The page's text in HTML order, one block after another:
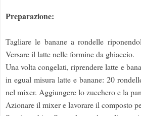
Preparazione:
Tagliare le banane a rondelle
Versare il latte nelle formine da ghiaccio.
Una volta congelati, riprendere latte e
in egual misura latte e banane: 20
nel mixer. Aggiungere lo zucchero e la
Azionare il mixer e lavorare il composto